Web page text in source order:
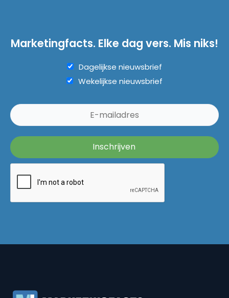
Marketingfacts. Elke dag vers. Mis niks!
Dagelijkse nieuwsbrief
Wekelijkse nieuwsbrief